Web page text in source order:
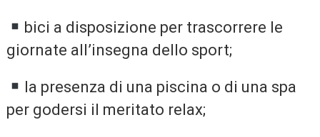
bici a disposizione per trascorrere le
giornate all’insegna dello sport;
la presenza di una piscina o di una spa
per godersi il meritato relax;